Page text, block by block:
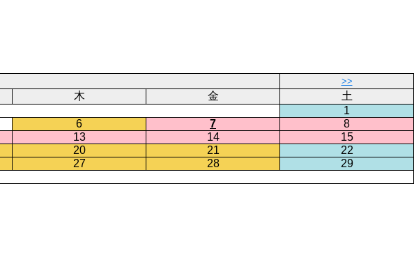
>>
木 金
土
1
6 7
8
13 14
15
20 21
22
27 28
29